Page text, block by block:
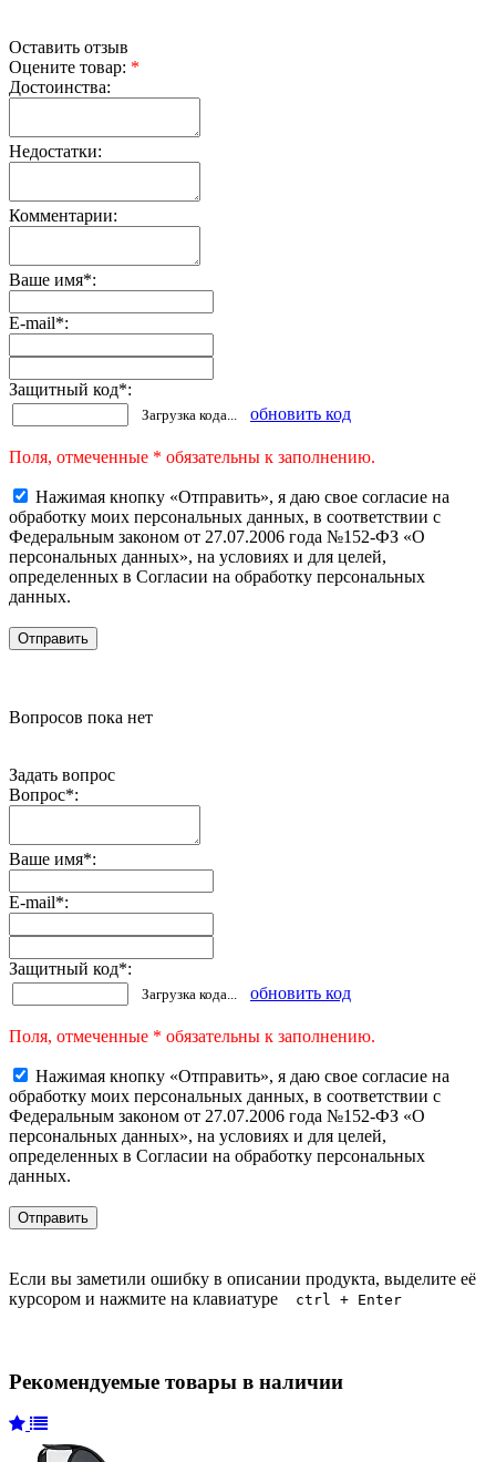
Оставить отзыв
Оцените товар: *
Достоинства:
Недостатки:
Комментарии:
Ваше имя*:
E-mail*:
Защитный код*:
Загрузка кода... обновить код
Поля, отмеченные * обязательны к заполнению.
Нажимая кнопку «Отправить», я даю свое согласие на
обработку моих персональных данных, в соответствии с
Федеральным законом от 27.07.2006 года №152-ФЗ «О
персональных данных», на условиях и для целей,
определенных в Согласии на обработку персональных
данных.
Вопросов пока нет
Задать вопрос
Вопрос*:
Ваше имя*:
E-mail*:
Защитный код*:
Загрузка кода... обновить код
Поля, отмеченные * обязательны к заполнению.
Нажимая кнопку «Отправить», я даю свое согласие на
обработку моих персональных данных, в соответствии с
Федеральным законом от 27.07.2006 года №152-ФЗ «О
персональных данных», на условиях и для целей,
определенных в Согласии на обработку персональных
данных.
Если вы заметили ошибку в описании продукта, выделите её
курсором и нажмите на клавиатуре
ctrl + Enter
Рекомендуемые товары в наличии